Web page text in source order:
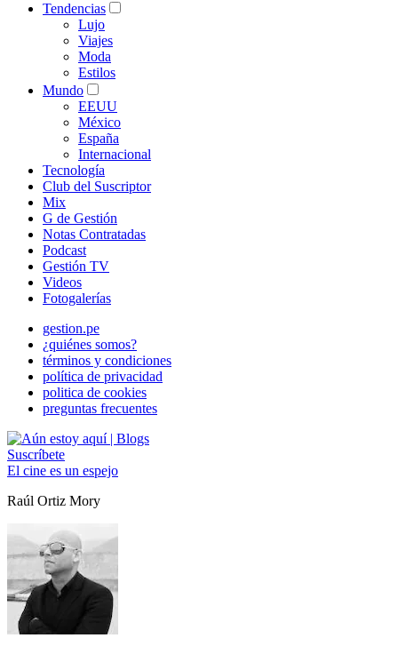
Tendencias
Lujo
Viajes
Moda
Estilos
Mundo
EEUU
México
España
Internacional
Tecnología
Club del Suscriptor
Mix
G de Gestión
Notas Contratadas
Podcast
Gestión TV
Videos
Fotogalerías
gestion.pe
¿quiénes somos?
términos y condiciones
política de privacidad
politica de cookies
preguntas frecuentes
Suscríbete
El cine es un espejo
Raúl Ortiz Mory